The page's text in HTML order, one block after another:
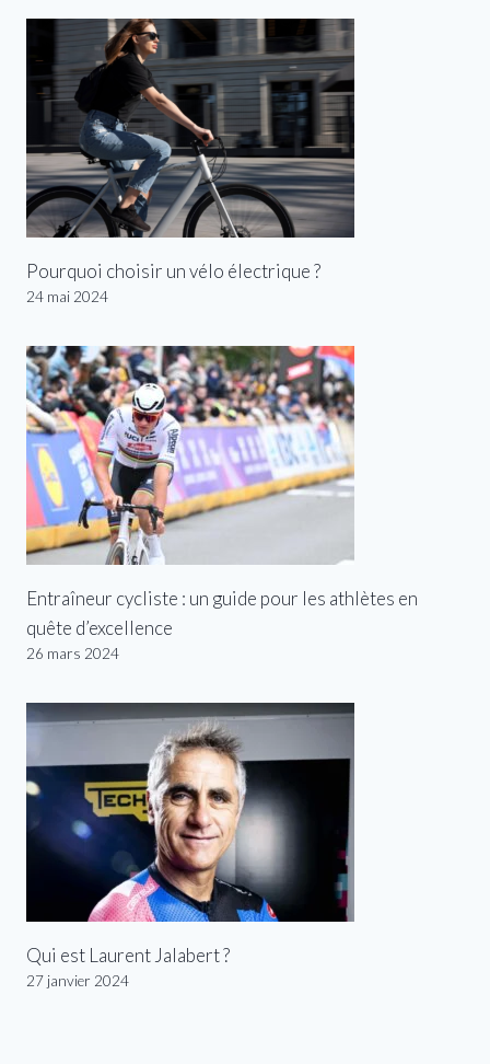
Pourquoi choisir un vélo électrique ?
24 mai 2024
Entraîneur cycliste : un guide pour les athlètes en
quête d’excellence
26 mars 2024
Qui est Laurent Jalabert ?
27 janvier 2024